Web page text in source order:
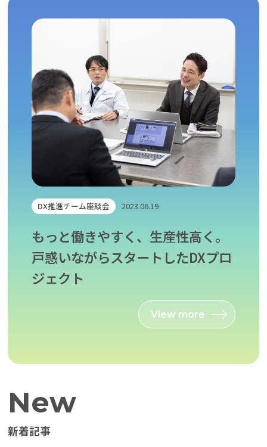
働く環境を知る
睦備建設ってどんな会社？
社内DX化推進
キャリア開発
Recruitment
キャリア採用
新卒採用（マイナビ2027）
新卒採用（Re就活キャンパス2027）
エントリー
DX推進チーム座談会 2023.06.19
もっと働きやすく、生産性高く。
戸惑いながらスタートしたDXプロ
ジェクト
View more
New
新着記事